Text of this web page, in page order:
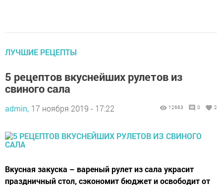
ЛУЧШИЕ РЕЦЕПТЫ
5 рецептов вкуснейших рулетов из
свиного сала
admin, 17 ноября 2019 - 17:22 12663 0 2
Вкусная закуска – вареный рулет из сала украсит
праздничный стол, сэкономит бюджет и освободит от